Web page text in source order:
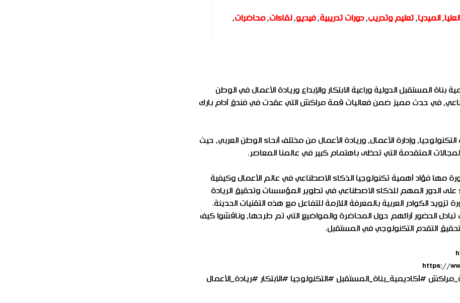
, الميديا, تعليم وتدريب,دورات تدريبية,فيديو,لقاءات,محاضرات,
المستقبل الدولية وراعية الابتكار والإبداع وريادة الأعمال في الوطن
في حدث مميز ضمن فعاليات قمة مراكش التي عقدت في فندق آدام بارك
وإدارة الأعمال، وريادة الأعمال من مختلف أنحاء الوطن العربي، حيث
المتقدمة التي تحظى باهتمام كبير في عالمنا المعاصر.
مها فؤاد أهمية تكنولوجيا الذكاء الاصطناعي في عالم الأعمال وكيفية
على الدور المهم للذكاء الاصطناعي في تطوير المؤسسات وتحقيق الريادة
الكوادر العربية بالمعرفة اللازمة للتفاعل مع هذه التقنيات الحديثة.
الحضور آرائهم حول المحاضرة والمواضيع التي تم طرحها، وناقشوا كيف
التقدم التكنولوجي في المستقبل.
#أكاديمية_بناة_المستقبل #التكنولوجيا #الابتكار #ريادة_الأعمال